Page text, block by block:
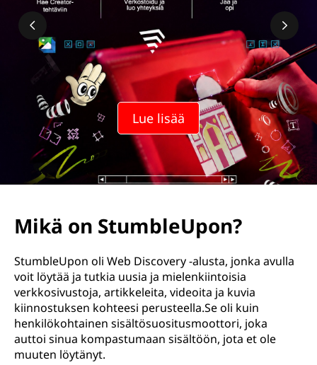
Lue lisää
Mikä on StumbleUpon?
StumbleUpon oli Web Discovery -alusta, jonka avulla
voit löytää ja tutkia uusia ja mielenkiintoisia
verkkosivustoja, artikkeleita, videoita ja kuvia
kiinnostuksen kohteesi perusteella.Se oli kuin
henkilökohtainen sisältösuositusmoottori, joka
auttoi sinua kompastumaan sisältöön, jota et ole
muuten löytänyt.